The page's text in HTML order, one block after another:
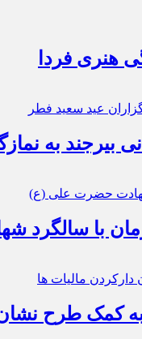
بیرجند به
با سالگرد
کمک طرح نشان